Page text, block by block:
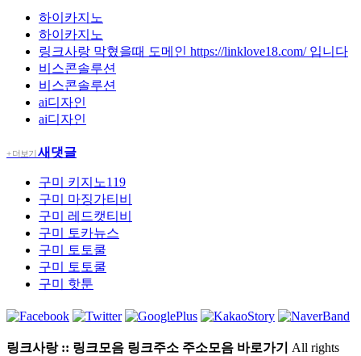
하이카지노
하이카지노
링크사랑 막혔을때 도메인 https://linklove18.com/ 입니다
비스콘솔루션
비스콘솔루션
ai디자인
ai디자인
+ 더보기새댓글
구미 키지노119
구미 마징가티비
구미 레드캣티비
구미
토카뉴스
구미
토토쿨
구미
토토쿨
구미 핫툰
링크사랑 :: 링크모음 링크주소 주소모음 바로가기 All rights